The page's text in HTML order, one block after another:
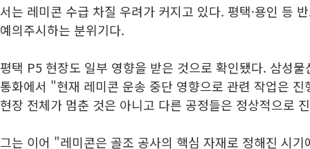
서는 레미콘 수급 차질 우려가 커지고 있다. 평택·용인 등
예의주시하는 분위기다.
평택 P5 현장도 일부 영향을 받은 것으로 확인됐다. 삼성
통화에서 "현재 레미콘 운송 중단 영향으로 관련 작업은
현장 전체가 멈춘 것은 아니고 다른 공정들은 정상적으로
그는 이어 "레미콘은 골조 공사의 핵심 자재로 정해진 시